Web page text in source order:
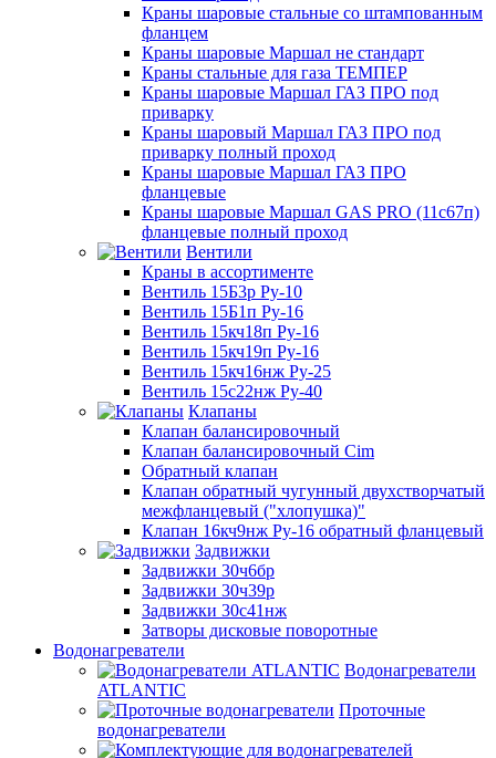
Краны шаровые стальные со штампованным
фланцем
Краны шаровые Маршал не стандарт
Краны стальные для газа ТЕМПЕР
Краны шаровые Маршал ГАЗ ПРО под
приварку
Краны шаровый Маршал ГАЗ ПРО под
приварку полный проход
Краны шаровые Маршал ГАЗ ПРО
фланцевые
Краны шаровые Маршал GAS PRO (11с67п)
фланцевые полный проход
Вентили
Краны в ассортименте
Вентиль 15Б3р Ру-10
Вентиль 15Б1п Ру-16
Вентиль 15кч18п Ру-16
Вентиль 15кч19п Ру-16
Вентиль 15кч16нж Ру-25
Вентиль 15с22нж Ру-40
Клапаны
Клапан балансировочный
Клапан балансировочный Cim
Обратный клапан
Клапан обратный чугунный двухстворчатый
межфланцевый ("хлопушка)"
Клапан 16кч9нж Ру-16 обратный фланцевый
Задвижки
Задвижки 30ч6бр
Задвижки 30ч39р
Задвижки 30с41нж
Затворы дисковые поворотные
Водонагреватели
Водонагреватели
ATLANTIC
Проточные
водонагреватели